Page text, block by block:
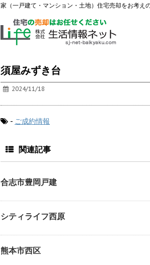
家（一戸建て・マンション・土地）住宅売却をお考え
須屋みずき台
2024/11/18
- ご成約情報
関連記事
合志市豊岡戸建
シティライフ西原
熊本市西区